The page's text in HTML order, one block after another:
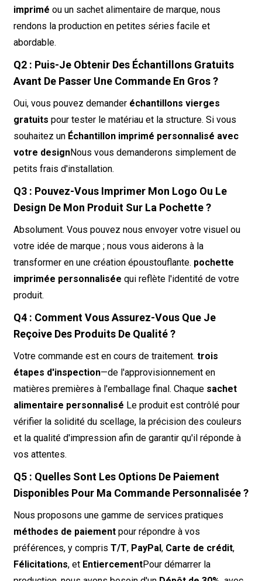
imprimé ou un sachet alimentaire de marque, nous
rendons la production en petites séries facile et
abordable.
Q2 : Puis-Je Obtenir Des Échantillons Gratuits
Avant De Passer Une Commande En Gros ?
Oui, vous pouvez demander échantillons vierges
gratuits pour tester le matériau et la structure. Si vous
souhaitez un Échantillon imprimé personnalisé avec
votre designNous vous demanderons simplement de
petits frais d'installation.
Q3 : Pouvez-Vous Imprimer Mon Logo Ou Le
Design De Mon Produit Sur La Pochette ?
Absolument. Vous pouvez nous envoyer votre visuel ou
votre idée de marque ; nous vous aiderons à la
transformer en une création époustouflante. pochette
imprimée personnalisée qui reflète l'identité de votre
produit.
Q4 : Comment Vous Assurez-Vous Que Je
Reçoive Des Produits De Qualité ?
Votre commande est en cours de traitement. trois
étapes d'inspection—de l'approvisionnement en
matières premières à l'emballage final. Chaque sachet
alimentaire personnalisé Le produit est contrôlé pour
vérifier la solidité du scellage, la précision des couleurs
et la qualité d'impression afin de garantir qu'il réponde à
vos attentes.
Q5 : Quelles Sont Les Options De Paiement
Disponibles Pour Ma Commande Personnalisée ?
Nous proposons une gamme de services pratiques
méthodes de paiementpour répondre à vos
préférences, y compris T/T, PayPal, Carte de crédit,
Félicitations, et EntiercementPour démarrer la